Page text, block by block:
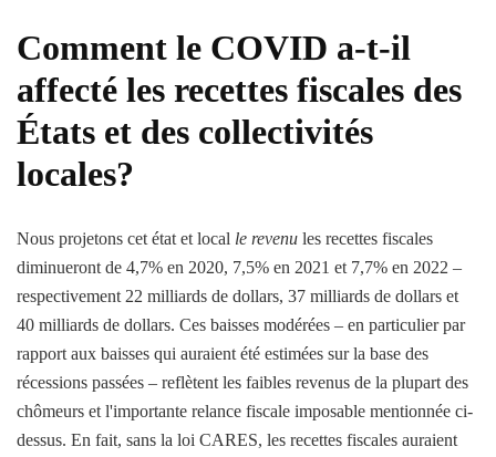
Comment le COVID a-t-il
affecté les recettes fiscales des
États et des collectivités
locales?
Nous projetons cet état et local le revenu les recettes fiscales
diminueront de 4,7% en 2020, 7,5% en 2021 et 7,7% en 2022 –
respectivement 22 milliards de dollars, 37 milliards de dollars et
40 milliards de dollars. Ces baisses modérées – en particulier par
rapport aux baisses qui auraient été estimées sur la base des
récessions passées – reflètent les faibles revenus de la plupart des
chômeurs et l'importante relance fiscale imposable mentionnée ci-
dessus. En fait, sans la loi CARES, les recettes fiscales auraient